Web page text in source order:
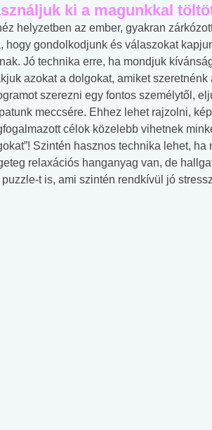
ki a magunkkal
helyzetben az ember, gyakran
hogy gondolkodjunk és válaszokat
Jó technika erre, ha mondjuk
azokat a dolgokat, amiket
szerezni egy fontos személytől,
meccsére. Ehhez lehet rajzolni,
célok közelebb vihetnek
Szintén hasznos technika lehet,
relaxációs hanganyag van, de
t is, ami szintén rendkívül jó